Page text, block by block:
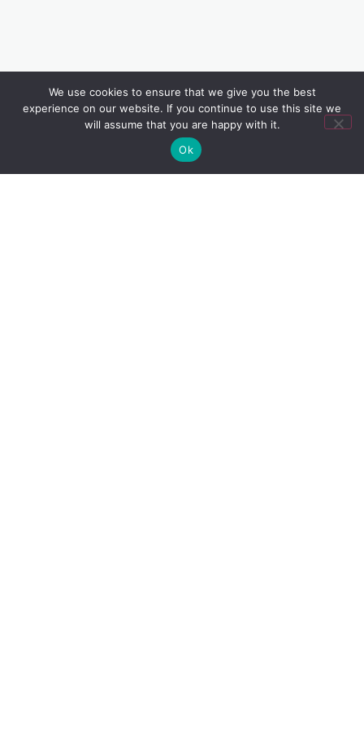
We use cookies to ensure that we give you the best
experience on our website. If you continue to use this site we
will assume that you are happy with it.
Ok